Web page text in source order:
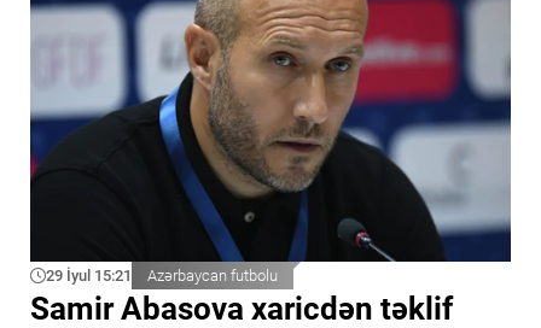
29 İyul 15:21 Azərbaycan futbolu
Samir Abasova xaricdən təklif